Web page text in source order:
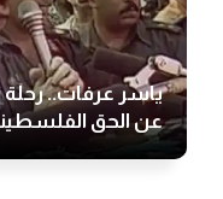
ياسر عرفات.. رحلة
عن الحق